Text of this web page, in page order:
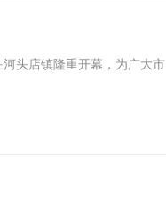
头店镇隆重开幕，为广大市